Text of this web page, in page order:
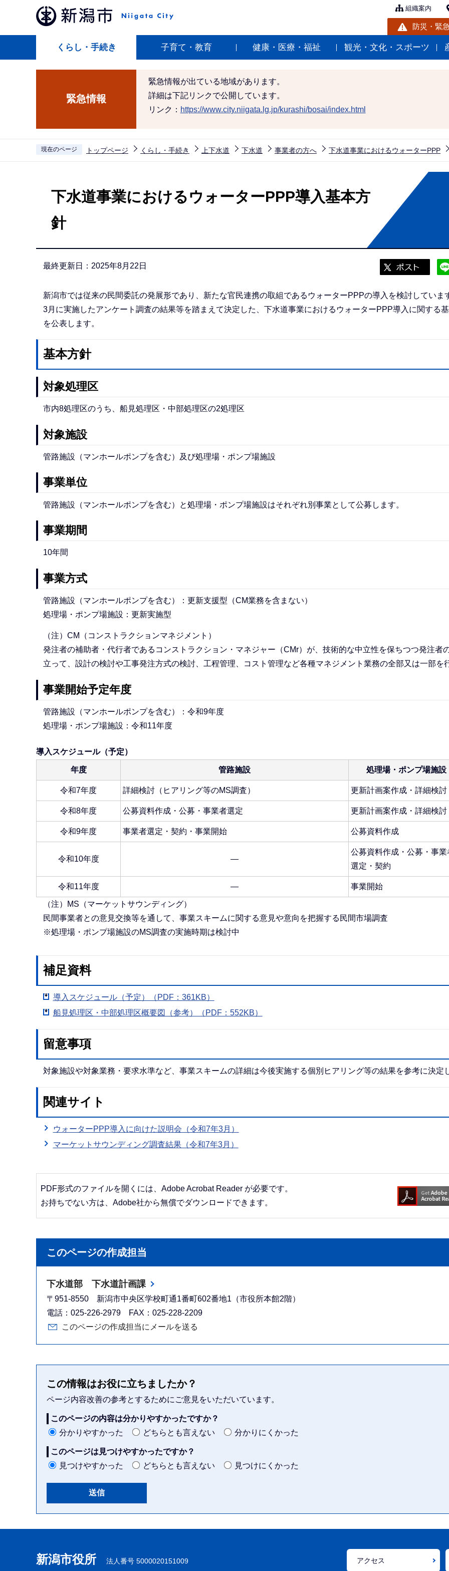
ペ
組織案内
防災・緊
くらし・手続き 子育て・教育 健康・医療・福祉 観光・文化・スポーツ
緊急情報
緊急情報が出ている地域があります。
詳細は下記リンクで公開しています。
リンク： https://www.city.niigata.lg.jp/kurashi/bosai/index.html
現在のページ トップページ くらし・手続き 上下水道 下水道 事業者の方へ 下水道事業におけるウォーターPPP
下水道事業におけるウォーターPPP導入基本方
針
最終更新日：2025年8月22日
新潟市では従来の民間委託の発展形であり、新たな官民連携の取組であるウォーターPPPの導入を検討していま
3月に実施したアンケート調査の結果等を踏まえて決定した、下水道事業におけるウォーターPPP導入に関する
を公表します。
基本方針
対象処理区
市内8処理区のうち、船見処理区・中部処理区の2処理区
対象施設
管路施設（マンホールポンプを含む）及び処理場・ポンプ場施設
事業単位
管路施設（マンホールポンプを含む）と処理場・ポンプ場施設はそれぞれ別事業として公募します。
事業期間
10年間
事業方式
管路施設（マンホールポンプを含む）：更新支援型（CM業務を含まない）
処理場・ポンプ場施設：更新実施型
（注）CM（コンストラクションマネジメント）
発注者の補助者・代行者であるコンストラクション・マネジャー（CMr）が、技術的な中立性を保ちつつ発注者
立って、設計の検討や工事発注方式の検討、工程管理、コスト管理など各種マネジメント業務の全部又は一部を
事業開始予定年度
管路施設（マンホールポンプを含む）：令和9年度
処理場・ポンプ場施設：令和11年度
導入スケジュール（予定）
年度 管路施設 処理場・ポンプ場施設
令和7年度 詳細検討（ヒアリング等のMS調査） 更新計画案作成・詳細検討
令和8年度 公募資料作成・公募・事業者選定 更新計画案作成・詳細検討
令和9年度 事業者選定・契約・事業開始 公募資料作成
令和10年度 ―
公募資料作成・公募・事業
選定・契約
令和11年度 ― 事業開始
（注）MS（マーケットサウンディング）
民間事業者との意見交換等を通して、事業スキームに関する意見や意向を把握する民間市場調査
※処理場・ポンプ場施設のMS調査の実施時期は検討中
補足資料
導入スケジュール（予定）（PDF：361KB）
船見処理区・中部処理区概要図（参考）（PDF：552KB）
留意事項
対象施設や対象業務・要求水準など、事業スキームの詳細は今後実施する個別ヒアリング等の結果を参考に決定
関連サイト
ウォーターPPP導入に向けた説明会（令和7年3月）
マーケットサウンディング調査結果（令和7年3月）
PDF形式のファイルを開くには、Adobe Acrobat Reader が必要です。
お持ちでない方は、Adobe社から無償でダウンロードできます。
このページの作成担当
下水道部 下水道計画課
〒951-8550 新潟市中央区学校町通1番町602番地1（市役所本館2階）
電話：025-226-2979 FAX：025-228-2209
このページの作成担当にメールを送る
この情報はお役に立ちましたか？
ページ内容改善の参考とするためにご意見をいただいています。
このページの内容は分かりやすかったですか？
分かりやすかった
どちらとも言えない 分かりにくかった
このページは見つけやすかったですか？
見つけやすかった
どちらとも言えない 見つけにくかった
こ
新潟市役所 法人番号 5000020151009 アクセス